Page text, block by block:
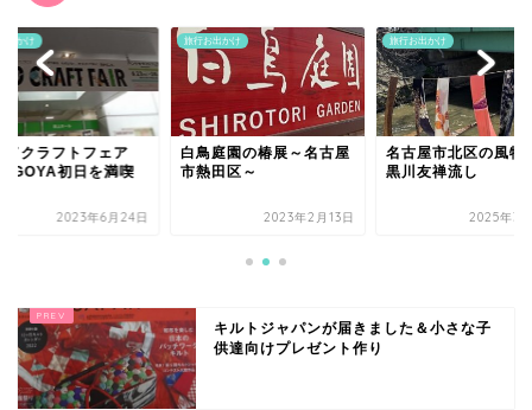
出かけ
ドクラフトフェア
初日を満喫
2023年6月24日
旅行お出かけ
白鳥庭園の椿展～名古屋
市熱田区～
2023年2月13日
旅行お出かけ
名古屋市北区の風物
黒川友禅流し
2025年3
キルトジャパンが届きました＆小さな子
供達向けプレゼント作り